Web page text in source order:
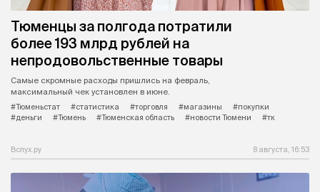
Тюменцы за полгода потратили
более 193 млрд рублей на
непродовольственные товары
Самые скромные расходы пришлись на февраль,
максимальный чек установлен в июне.
#Тюменьстат
#статистика #торговля #магазины
#покупки
#деньги
#Тюмень #Тюменская область #новости Тюмени #тк
Вслух.ру 8 августа, 16:53